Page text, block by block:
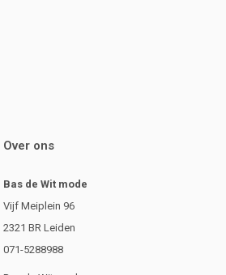
Over ons
Bas de Wit mode
Vijf Meiplein 96
2321 BR Leiden
071-5288988